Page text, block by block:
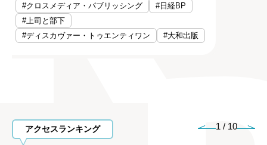
#クロスメディア・パブリッシング
#日経BP
#上司と部下
#ディスカヴァー・トゥエンティワン
#大和出版
アクセスランキング 1 / 10